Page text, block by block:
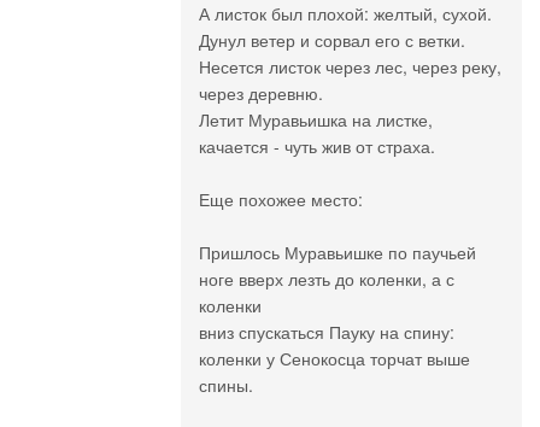
А листок был плохой: желтый, сухой.
Дунул ветер и сорвал его с ветки.
Несется листок через лес, через реку,
через деревню.
Летит Муравьишка на листке,
качается - чуть жив от страха.
Еще похожее место:
Пришлось Муравьишке по паучьей
ноге вверх лезть до коленки, а с
коленки
вниз спускаться Пауку на спину:
коленки у Сенокосца торчат выше
спины.